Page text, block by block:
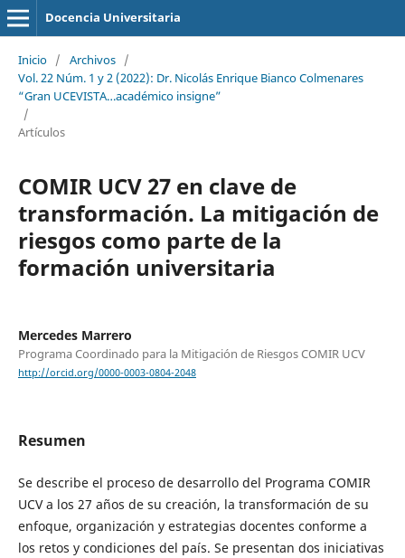
Docencia Universitaria
Inicio / Archivos /
Vol. 22 Núm. 1 y 2 (2022): Dr. Nicolás Enrique Bianco Colmenares
“Gran UCEVISTA…académico insigne”
/
Artículos
COMIR UCV 27 en clave de
transformación. La mitigación de
riesgos como parte de la
formación universitaria
Mercedes Marrero
Programa Coordinado para la Mitigación de Riesgos COMIR UCV
http://orcid.org/0000-0003-0804-2048
Resumen
Se describe el proceso de desarrollo del Programa COMIR
UCV a los 27 años de su creación, la transformación de su
enfoque, organización y estrategias docentes conforme a
los retos y condiciones del país. Se presentan dos iniciativas